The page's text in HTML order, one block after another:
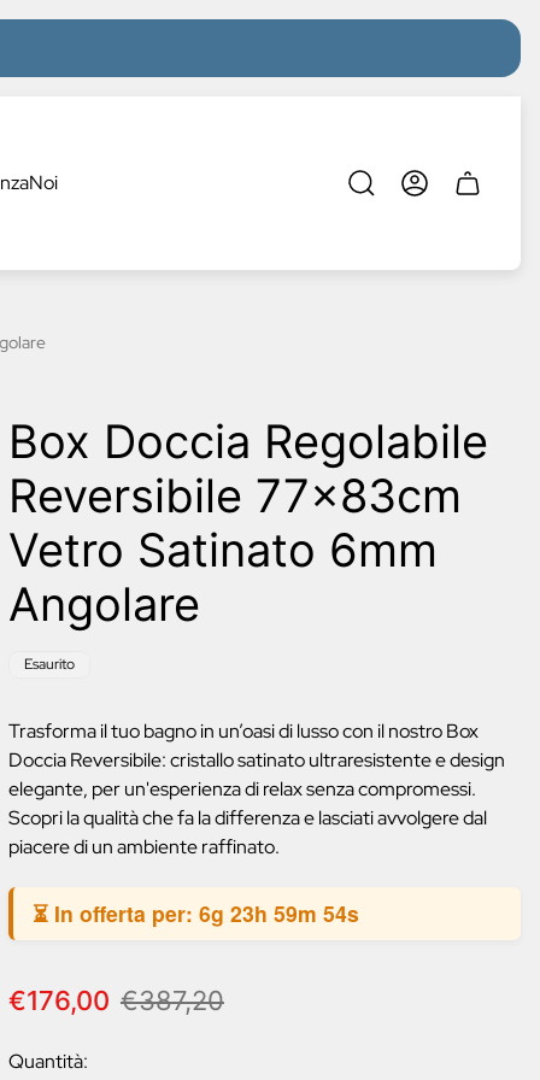
Noi
Cassetto
Box Doccia Regolabile
Reversibile 77x83cm
Vetro Satinato 6mm
Angolare
Etichetta
Esaurito
Trasforma il tuo bagno in un’oasi di lusso con il nostro Box
Doccia Reversibile: cristallo satinato ultraresistente e design
elegante, per un'esperienza di relax senza compromessi.
Scopri la qualità che fa la differenza e lasciati avvolgere dal
piacere di un ambiente raffinato.
⏳ In offerta per: 6g 23h 59m 53s
P
e
€176,00 P
€387,20
Quantità: